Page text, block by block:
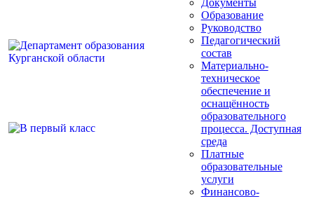
Образование
Руководство
Педагогический
состав
Материально-
техническое
обеспечение и
оснащённость
образовательного
процесса. Доступная
среда
Платные
образовательные
услуги
Финансово-